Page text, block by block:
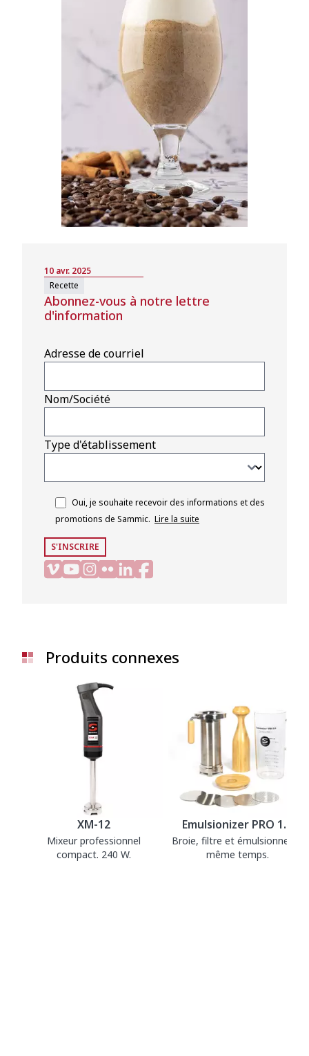
10 avr. 2025
Recette
Abonnez-vous à notre lettre
d'information
Adresse de courriel
Nom/Société
Type d'établissement
Oui, je souhaite recevoir des informations et des
promotions de Sammic. Lire la suite
S'INSCRIRE
Produits connexes
XM-12
Mixeur professionnel
compact. 240 W.
Emulsionizer PRO 1.0
Broie, filtre et émulsionne en
même temps.